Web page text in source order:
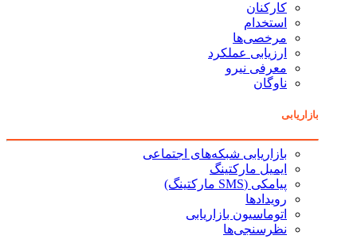
کارکنان
استخدام
مرخصی‌ها
ارزیابی عملکرد
معرفی نیرو
ناوگان
بازاریابی
بازاریابی شبکه‌های اجتماعی
ایمیل مارکتینگ
پیامکی (SMS مارکتینگ)
رویدادها
اتوماسیون بازاریابی
نظرسنجی‌ها